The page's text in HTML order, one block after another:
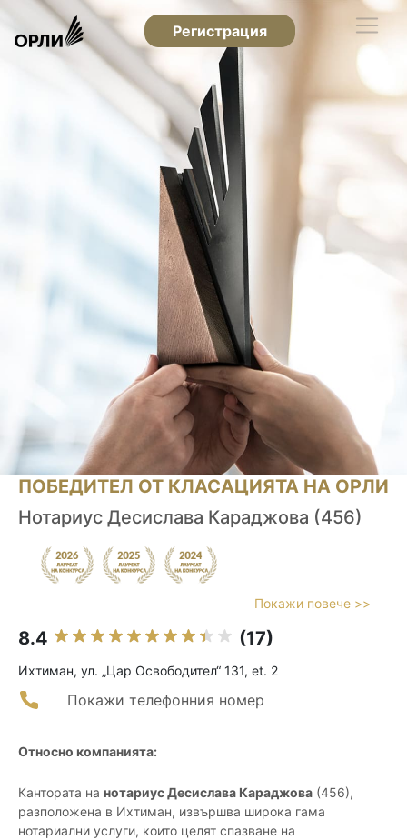
Регистрация
ПОБЕДИТЕЛ ОТ КЛАСАЦИЯТА НА ОРЛИ
Нотариус Десислава Караджова (456)
Покажи повече >>
8.4 (17)
Ихтиман, ул. „Цар Освободител“ 131, et. 2
Покажи телефонния номер
Относно компанията:
Кантората на нотариус Десислава Караджова (456),
разположена в Ихтиман, извършва широка гама
нотариални услуги, които целят спазване на